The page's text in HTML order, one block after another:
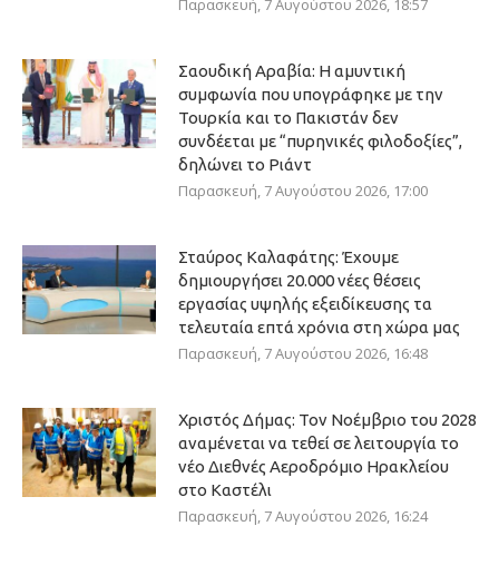
Παρασκευή, 7 Αυγούστου 2026, 18:57
Σαουδική Αραβία: Η αμυντική
συμφωνία που υπογράφηκε με την
Τουρκία και το Πακιστάν δεν
συνδέεται με “πυρηνικές φιλοδοξίες”,
δηλώνει το Ριάντ
Παρασκευή, 7 Αυγούστου 2026, 17:00
Σταύρος Καλαφάτης: Έχουμε
δημιουργήσει 20.000 νέες θέσεις
εργασίας υψηλής εξειδίκευσης τα
τελευταία επτά χρόνια στη χώρα μας
Παρασκευή, 7 Αυγούστου 2026, 16:48
Χριστός Δήμας: Τον Νοέμβριο του 2028
αναμένεται να τεθεί σε λειτουργία το
νέο Διεθνές Αεροδρόμιο Ηρακλείου
στο Καστέλι
Παρασκευή, 7 Αυγούστου 2026, 16:24